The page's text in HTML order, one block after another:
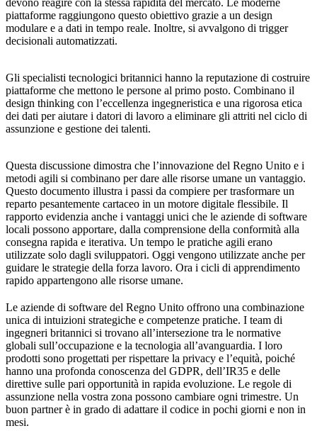
piattaforme raggiungono questo obiettivo grazie a un design
modulare e a dati in tempo reale. Inoltre, si avvalgono di trigger
decisionali automatizzati.
Gli specialisti tecnologici britannici hanno la reputazione di costruire
piattaforme che mettono le persone al primo posto. Combinano il
design thinking con l’eccellenza ingegneristica e una rigorosa etica
dei dati per aiutare i datori di lavoro a eliminare gli attriti nel ciclo di
assunzione e gestione dei talenti.
Questa discussione dimostra che l’innovazione del Regno Unito e i
metodi agili si combinano per dare alle risorse umane un vantaggio.
Questo documento illustra i passi da compiere per trasformare un
reparto pesantemente cartaceo in un motore digitale flessibile. Il
rapporto evidenzia anche i vantaggi unici che le aziende di software
locali possono apportare, dalla comprensione della conformità alla
consegna rapida e iterativa. Un tempo le pratiche agili erano
utilizzate solo dagli sviluppatori. Oggi vengono utilizzate anche per
guidare le strategie della forza lavoro. Ora i cicli di apprendimento
rapido appartengono alle risorse umane.
Le aziende di software del Regno Unito offrono una combinazione
unica di intuizioni strategiche e competenze pratiche. I team di
ingegneri britannici si trovano all’intersezione tra le normative
globali sull’occupazione e la tecnologia all’avanguardia. I loro
prodotti sono progettati per rispettare la privacy e l’equità, poiché
hanno una profonda conoscenza del GDPR, dell’IR35 e delle
direttive sulle pari opportunità in rapida evoluzione. Le regole di
assunzione nella vostra zona possono cambiare ogni trimestre. Un
buon partner è in grado di adattare il codice in pochi giorni e non in
mesi.